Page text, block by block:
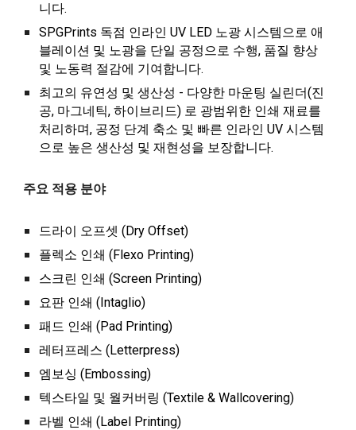
니다.
SPGPrints 독점 인라인 UV LED 노광 시스템으로 애
블레이션 및 노광을 단일 공정으로 수행, 품질 향상
및 노동력 절감에 기여합니다.
최고의 유연성 및 생산성 - 다양한 마운팅 실린더(진
공, 마그네틱, 하이브리드) 로 광범위한 인쇄 재료를
처리하며, 공정 단계 축소 및 빠른 인라인 UV 시스템
으로 높은 생산성 및 재현성을 보장합니다.
주요 적용 분야
드라이 오프셋 (Dry Offset)
플렉소 인쇄 (Flexo Printing)
스크린 인쇄 (Screen Printing)
요판 인쇄 (Intaglio)
패드 인쇄 (Pad Printing)
레터프레스 (Letterpress)
엠보싱 (Embossing)
텍스타일 및 월커버링 (Textile & Wallcovering)
라벨 인쇄 (Label Printing)